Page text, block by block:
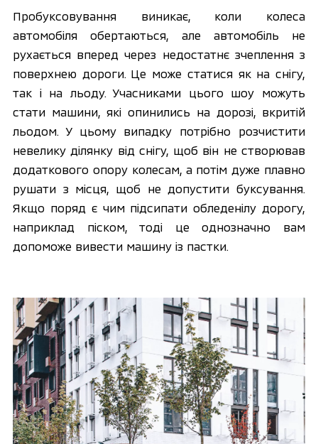
Пробуксовування виникає, коли колеса
автомобіля обертаються, але автомобіль не
рухається вперед через недостатнє зчеплення з
поверхнею дороги. Це може статися як на снігу,
так і на льоду. Учасниками цього шоу можуть
стати машини, які опинились на дорозі, вкритій
льодом. У цьому випадку потрібно розчистити
невелику ділянку від снігу, щоб він не створював
додаткового опору колесам, а потім дуже плавно
рушати з місця, щоб не допустити буксування.
Якщо поряд є чим підсипати обледенілу дорогу,
наприклад піском, тоді це однозначно вам
допоможе вивести машину із пастки.